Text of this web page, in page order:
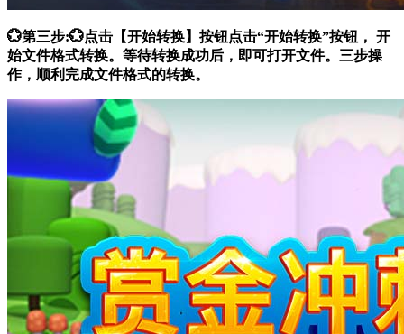
💮第三步:💮点击【开始转换】按钮点击“开始转换”按钮， 开
始文件格式转换。等待转换成功后，即可打开文件。三步操
作，顺利完成文件格式的转换。